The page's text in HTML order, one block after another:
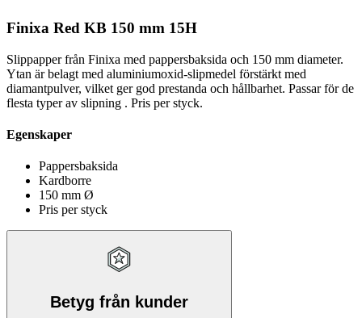
Finixa Red KB 150 mm 15H
Slippapper från Finixa med pappersbaksida och 150 mm diameter.
Ytan är belagt med aluminiumoxid-slipmedel förstärkt med
diamantpulver, vilket ger god prestanda och hållbarhet. Passar för de
flesta typer av slipning . Pris per styck.
Egenskaper
Pappersbaksida
Kardborre
150 mm Ø
Pris per styck
Betyg från kunder